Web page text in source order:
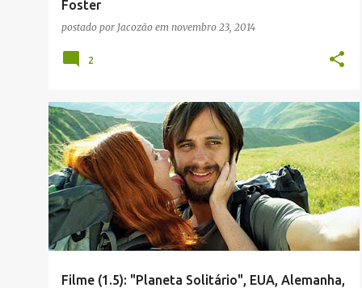
Foster
postado por Jacozão em novembro 23, 2014
2
Filme (1.5): "Planeta Solitário", EUA, Alemanha,